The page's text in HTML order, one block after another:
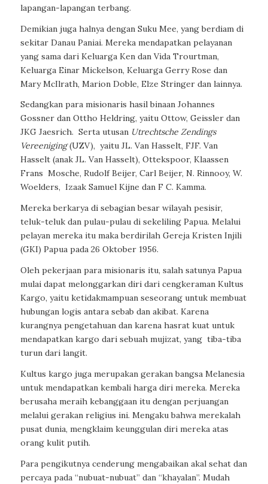
lapangan-lapangan terbang.
Demikian juga halnya dengan Suku Mee, yang berdiam di
sekitar Danau Paniai. Mereka mendapatkan pelayanan
yang sama dari Keluarga Ken dan Vida Trourtman,
Keluarga Einar Mickelson, Keluarga Gerry Rose dan
Mary McIlrath, Marion Doble, Elze Stringer dan lainnya.
Sedangkan para misionaris hasil binaan Johannes
Gossner dan Ottho Heldring, yaitu Ottow, Geissler dan
JKG Jaesrich. Serta utusan Utrechtsche Zendings
Vereeniging(UZV), yaitu JL. Van Hasselt, FJF. Van
Hasselt (anak JL. Van Hasselt), Ottekspoor, Klaassen
Frans Mosche, Rudolf Beijer, Carl Beijer, N. Rinnooy, W.
Woelders, Izaak Samuel Kijne dan F C. Kamma.
Mereka berkarya di sebagian besar wilayah pesisir,
teluk-teluk dan pulau-pulau di sekeliling Papua. Melalui
pelayan mereka itu maka berdirilah Gereja Kristen Injili
(GKI) Papua pada 26 Oktober 1956.
Oleh pekerjaan para misionaris itu, salah satunya Papua
mulai dapat melonggarkan diri dari cengkeraman Kultus
Kargo, yaitu ketidakmampuan seseorang untuk membuat
hubungan logis antara sebab dan akibat. Karena
kurangnya pengetahuan dan karena hasrat kuat untuk
mendapatkan kargo dari sebuah mujizat, yang tiba-tiba
turun dari langit.
Kultus kargo juga merupakan gerakan bangsa Melanesia
untuk mendapatkan kembali harga diri mereka. Mereka
berusaha meraih kebanggaan itu dengan perjuangan
melalui gerakan religius ini. Mengaku bahwa merekalah
pusat dunia, mengklaim keunggulan diri mereka atas
orang kulit putih.
Para pengikutnya cenderung mengabaikan akal sehat dan
percaya pada “nubuat-nubuat” dan “khayalan”. Mudah